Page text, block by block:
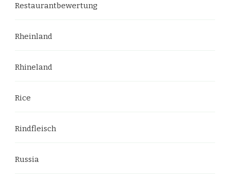
Restaurantbewertung
Rheinland
Rhineland
Rice
Rindfleisch
Russia